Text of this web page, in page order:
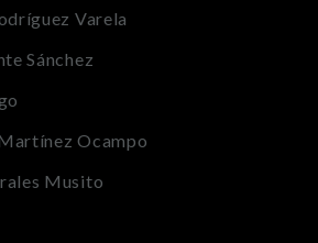
Varela
Sánchez
Ocampo
Musito